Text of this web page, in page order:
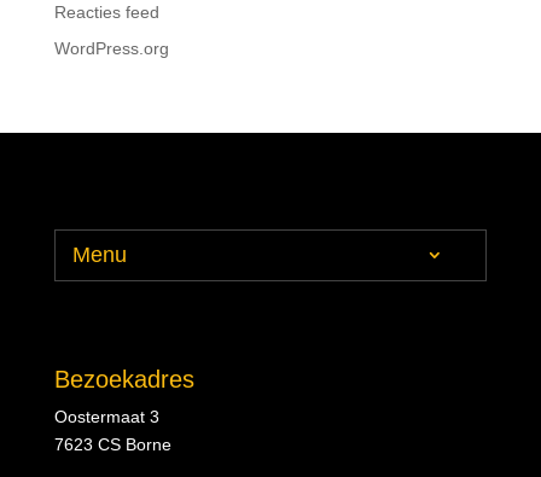
Reacties feed
WordPress.org
Menu
Bezoekadres
Oostermaat 3
7623 CS Borne